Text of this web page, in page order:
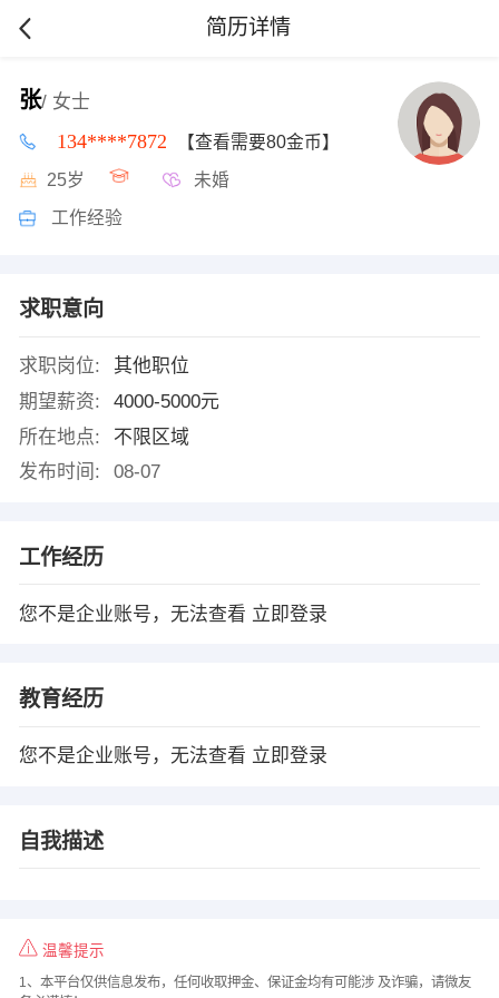
简历详情
张/ 女士
134****7872 【查看需要80金币】
25岁 未婚
工作经验
求职意向
求职岗位:
其他职位
期望薪资:
4000-5000元
所在地点:
不限区域
发布时间:
08-07
工作经历
您不是企业账号，无法查看 立即登录
教育经历
您不是企业账号，无法查看 立即登录
自我描述
温馨提示
1、本平台仅供信息发布，任何收取押金、保证金均有可能涉 及诈骗，请微友